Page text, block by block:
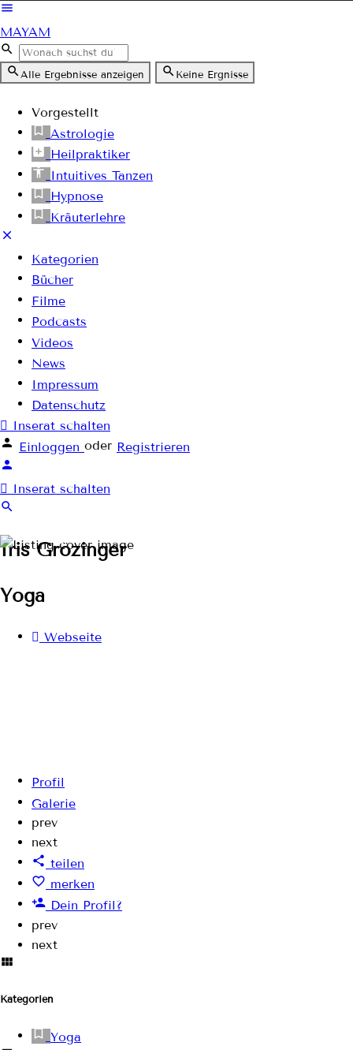
MAYAM
Alle Ergebnisse anzeigen Keine Ergnisse
Vorgestellt
Astrologie
Heilpraktiker
Intuitives Tanzen
Hypnose
Kräuterlehre
Kategorien
Bücher
Filme
Podcasts
Videos
News
Impressum
Datenschutz
Inserat schalten
Einloggen oder Registrieren
Inserat schalten
Iris Grözinger
Yoga
Webseite
Profil
Galerie
prev
next
teilen
merken
Dein Profil?
prev
next
Kategorien
Yoga